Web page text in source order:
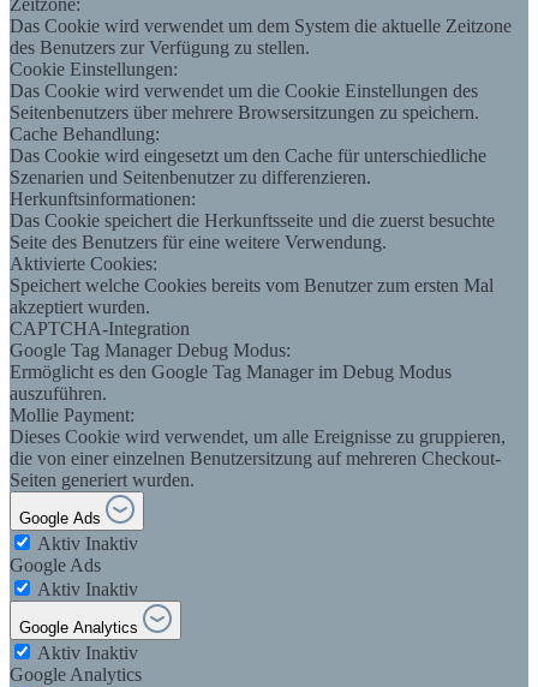
Zeitzone:
Das Cookie wird verwendet um dem System die aktuelle Zeitzone
des Benutzers zur Verfügung zu stellen.
Cookie Einstellungen:
Das Cookie wird verwendet um die Cookie Einstellungen des
Seitenbenutzers über mehrere Browsersitzungen zu speichern.
Cache Behandlung:
Das Cookie wird eingesetzt um den Cache für unterschiedliche
Szenarien und Seitenbenutzer zu differenzieren.
Herkunftsinformationen:
Das Cookie speichert die Herkunftsseite und die zuerst besuchte
Seite des Benutzers für eine weitere Verwendung.
Aktivierte Cookies:
Speichert welche Cookies bereits vom Benutzer zum ersten Mal
akzeptiert wurden.
CAPTCHA-Integration
Google Tag Manager Debug Modus:
Ermöglicht es den Google Tag Manager im Debug Modus
auszuführen.
Mollie Payment:
Dieses Cookie wird verwendet, um alle Ereignisse zu gruppieren,
die von einer einzelnen Benutzersitzung auf mehreren Checkout-
Seiten generiert wurden.
Google Ads
Aktiv Inaktiv
Google Ads
Aktiv Inaktiv
Google Analytics
Aktiv Inaktiv
Google Analytics